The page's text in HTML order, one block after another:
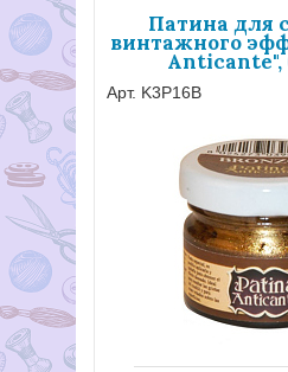
Патина для
винтажного
Anticante",
Арт. K3P16B